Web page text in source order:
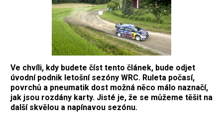
Ve chvíli, kdy budete číst tento článek, bude odjet
úvodní podnik letošní sezóny WRC. Ruleta počasí,
povrchů a pneumatik dost možná něco málo naznačí,
jak jsou rozdány karty. Jisté je, že se můžeme těšit na
další skvělou a napínavou sezónu.